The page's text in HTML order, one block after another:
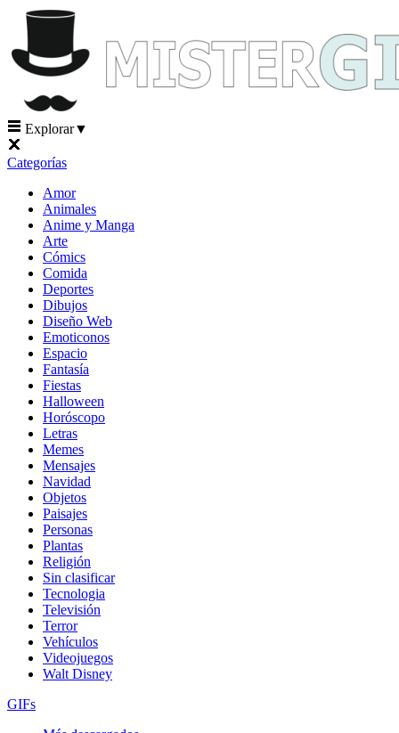
Explorar▼
Categorías
Amor
Animales
Anime y Manga
Arte
Cómics
Comida
Deportes
Dibujos
Diseño Web
Emoticonos
Espacio
Fantasía
Fiestas
Halloween
Horóscopo
Letras
Memes
Mensajes
Navidad
Objetos
Paisajes
Personas
Plantas
Religión
Sin clasificar
Tecnologia
Televisión
Terror
Vehículos
Videojuegos
Walt Disney
GIFs